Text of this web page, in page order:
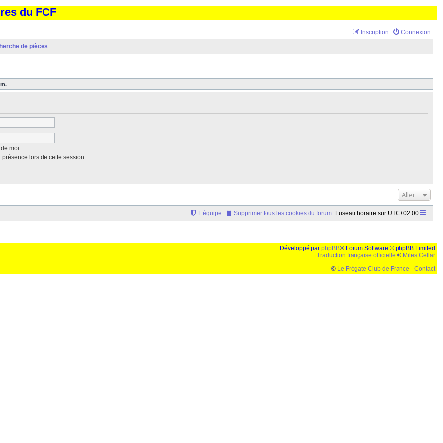
du FCF
Connexion
Inscription
de pièces
moi
présence lors de cette session
Aller
Fuseau horaire sur UTC+02:00
Supprimer tous les cookies du forum
L’équipe
Développé par phpBB® Forum Software © phpBB Limited
Traduction française officielle © Miles Cellar
© Le Frégate Club de France - Contact